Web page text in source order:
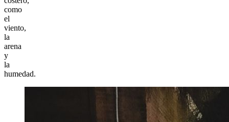
como
el
viento,
la
arena
y
la
humedad.